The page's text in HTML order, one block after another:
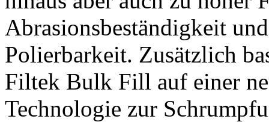
Abrasionsbeständigkeit
Polierbarkeit. Zusätzlich
Filtek Bulk Fill auf einer
Technologie zur